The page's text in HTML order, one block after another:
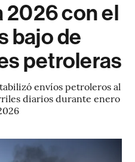
2026 con el
bajo de
petroleras
envíos petroleros al
diarios durante enero